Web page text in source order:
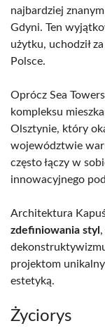
najbardziej
Gdyni. Ten
użytku, uchodził
Polsce.
Oprócz Sea
kompleksu
Olsztynie, który
województwie
często łączy w
innowacyjnego
Architektura
zdefiniowania styl
projektom
estetyką.
Życiorys